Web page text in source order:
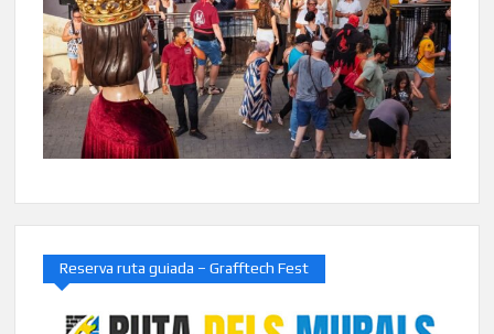
Reserva ruta guiada – Grafftech Fest